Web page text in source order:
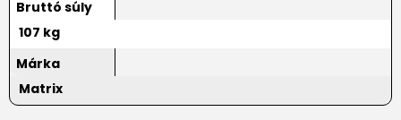
Bruttó súly
107 kg
Márka
Matrix